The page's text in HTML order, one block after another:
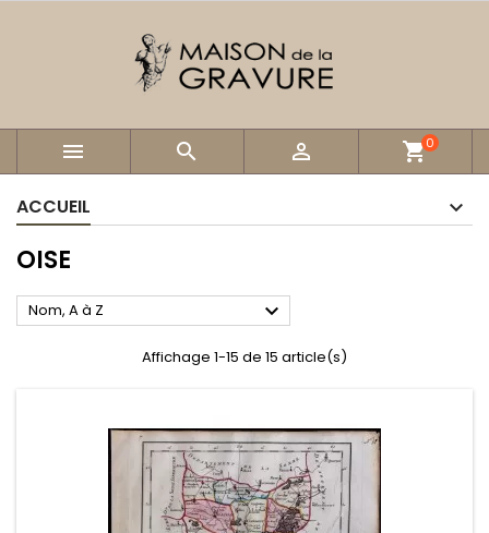
   shopping_cart0
ACCUEIL
OISE
Nom, A à Z 
Affichage 1-15 de 15 article(s)